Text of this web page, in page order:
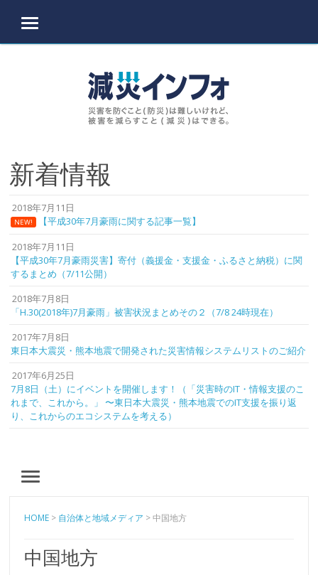
MENU
新着情報
2018年7月11日
NEW! 【平成30年7月豪雨に関する記事一覧】
2018年7月11日
【平成30年7月豪雨災害】寄付（義援金・支援金・ふるさと納税）に関
するまとめ（7/11公開）
2018年7月8日
「H.30(2018年)7月豪雨」被害状況まとめその２（7/8 24時現在）
2017年7月8日
東日本大震災・熊本地震で開発された災害情報システムリストのご紹介
2017年6月25日
7月8日（土）にイベントを開催します！（「災害時のIT・情報支援のこ
れまで、これから。」 〜東日本大震災・熊本地震でのIT支援を振り返
り、これからのエコシステムを考える）
MENU
HOME > 自治体と地域メディア >中国地方
中国地方